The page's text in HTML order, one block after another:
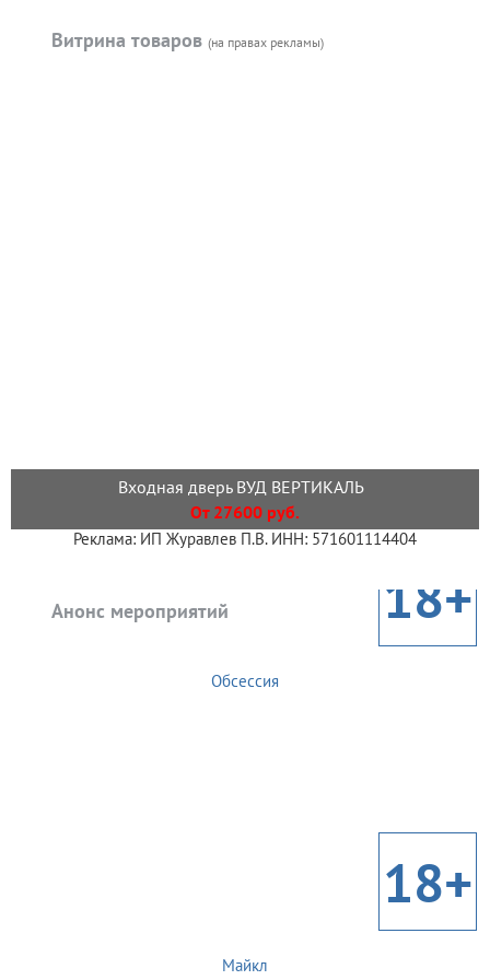
Витрина товаров (на правах рекламы)
Входная дверь ВУД ВЕРТИКАЛЬ
От 27600 руб.
Реклама: ИП Журавлев П.В. ИНН: 571601114404
Анонс мероприятий 18+
Обсессия
18+
Майкл